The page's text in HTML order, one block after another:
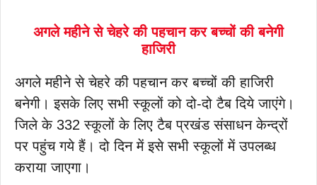
अगले महीने से चेहरे की पहचान कर बच्चों की बनेगी
हाजिरी
अगले महीने से चेहरे की पहचान कर बच्चों की हाजिरी
बनेगी। इसके लिए सभी स्कूलों को दो-दो टैब दिये जाएंगे।
जिले के 332 स्कूलों के लिए टैब प्रखंड संसाधन केन्द्रों
पर पहुंच गये हैं। दो दिन में इसे सभी स्कूलों में उपलब्ध
कराया जाएगा।